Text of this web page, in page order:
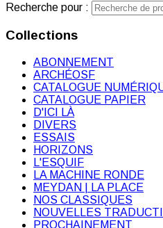
Recherche pour :
Collections
ABONNEMENT
ARCHÉOSF
CATALOGUE
CATALOGUE PAPIER
D'ICI LÀ
DIVERS
ESSAIS
HORIZONS
L'ESQUIF
LA MACHINE RONDE
MEYDAN | LA PLACE
NOS CLASSIQUES
NOUVELLES
PROCHAINEMENT